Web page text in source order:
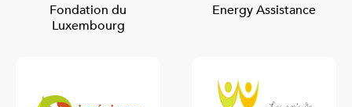
Fondation du
Luxembourg
Energy Assistance